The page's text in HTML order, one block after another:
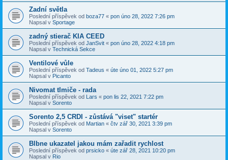
Zadní světla
Poslední příspěvek od boza77 « pon úno 28, 2022 7:26 pm
Napsal v Sportage
zadný stierač KIA CEED
Poslední příspěvek od JanSvit « pon úno 28, 2022 4:18 pm
Napsal v Technická Sekce
Ventilové vůle
Poslední příspěvek od Tadeus « úte úno 01, 2022 5:27 pm
Napsal v Picanto
Nivomat tlmiče - rada
Poslední příspěvek od Lars « pon lis 22, 2021 7:22 pm
Napsal v Sorento
Sorento 2,5 CRDI - zůstává "viset" startér
Poslední příspěvek od Martian « čtv zář 30, 2021 3:39 pm
Napsal v Sorento
Blbne ukazatel jakou mám zařadit rychlost
Poslední příspěvek od prsicko « úte zář 28, 2021 10:20 pm
Napsal v Rio